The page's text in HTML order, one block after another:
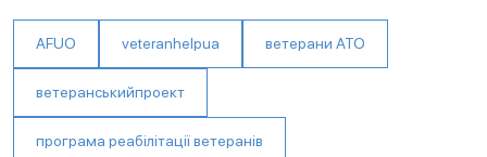
AFUO veteranhelpua ветерани АТО
ветеранськийпроект
програма реабілітації ветеранів